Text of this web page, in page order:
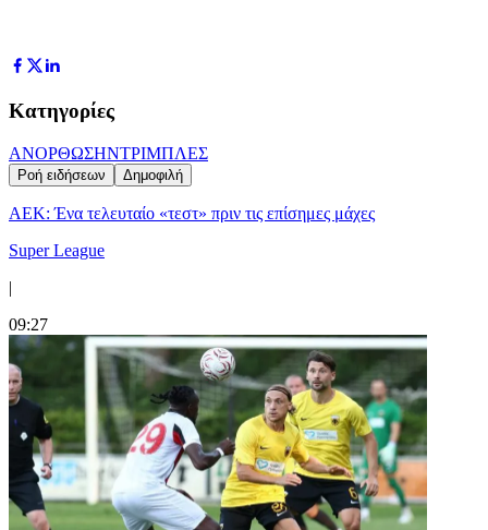
Κατηγορίες
ΑΝΟΡΘΩΣΗΝΤΡΙΜΠΛΕΣ
Ροή ειδήσεων Δημοφιλή
ΑΕΚ: Ένα τελευταίο «τεστ» πριν τις επίσημες μάχες
Super League
|
09:27